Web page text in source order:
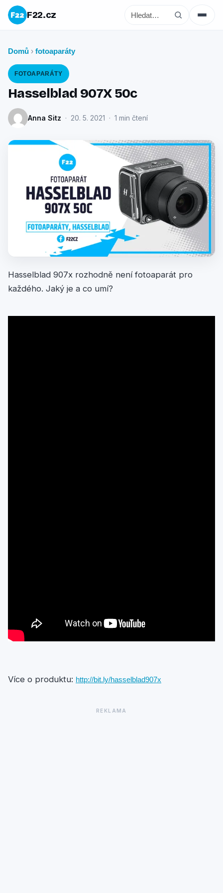
F22.cz
Domů › fotoaparáty
FOTOAPARÁTY
Hasselblad 907X 50c
Anna Sitz · 20. 5. 2021 · 1 min čtení
Hasselblad 907x rozhodně není fotoaparát pro
každého. Jaký je a co umí?
Více o produktu: http://bit.ly/hasselblad907x